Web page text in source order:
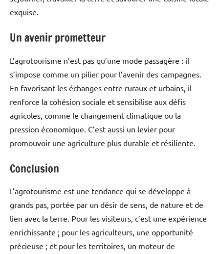
exquise.
Un avenir prometteur
L’agrotourisme n’est pas qu’une mode passagère : il
s’impose comme un pilier pour l’avenir des campagnes.
En favorisant les échanges entre ruraux et urbains, il
renforce la cohésion sociale et sensibilise aux défis
agricoles, comme le changement climatique ou la
pression économique. C’est aussi un levier pour
promouvoir une agriculture plus durable et résiliente.
Conclusion
L’agrotourisme est une tendance qui se développe à
grands pas, portée par un désir de sens, de nature et de
lien avec la terre. Pour les visiteurs, c’est une expérience
enrichissante ; pour les agriculteurs, une opportunité
précieuse ; et pour les territoires, un moteur de